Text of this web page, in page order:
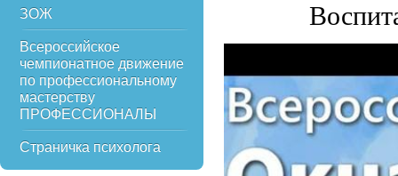
ЗОЖ
Всероссийское
чемпионатное движение
по профессиональному
мастерству
ПРОФЕССИОНАЛЫ
Страничка психолога